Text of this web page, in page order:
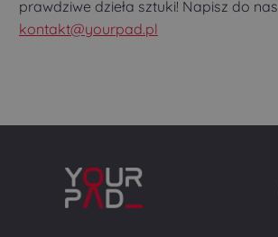
prawdziwe dzieła sztuki! Napisz do nas
kontakt@yourpad.pl